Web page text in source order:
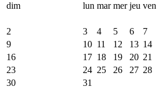
dim
lun mar mer jeu ven
2
3 4 5 6 7
9
10 11 12 13 14
16
17 18 19 20 21
23
24 25 26 27 28
30
31